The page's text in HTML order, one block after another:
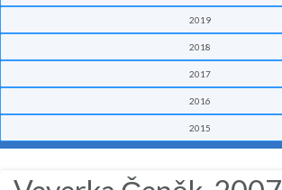
2019
2018
2017
2016
2015